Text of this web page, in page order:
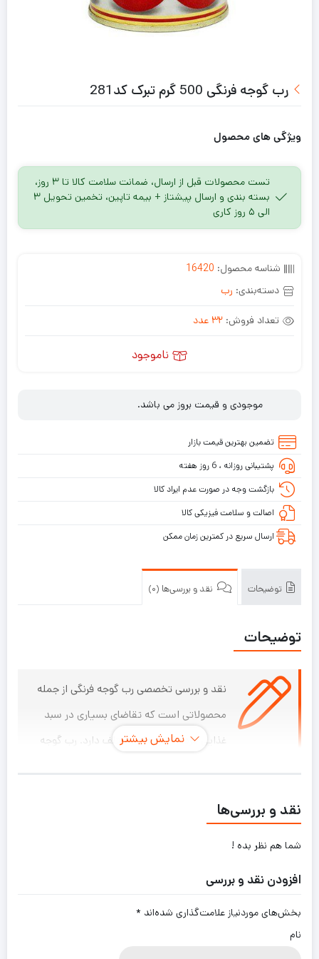
رب گوجه فرنگی 500 گرم تبرک کد281
ویژگی های محصول
تست محصولات قبل از ارسال، ضمانت سلامت کالا تا ۳ روز،
بسته بندی و ارسال پیشتاز + بیمه تاپین، تخمین تحویل ۳
الی ۵ روز کاری
شناسه محصول: 16420
دسته‌بندی: رب
تعداد فروش: 32 عدد
ناموجود
موجودی و قیمت بروز می باشد.
تضمین بهترین قیمت بازار
پشتیبانی روزانه ، 6 روز هفته
بازگشت وجه در صورت عدم ایراد کالا
اصالت و سلامت فیزیکی کالا
ارسال سریع در کمترین زمان ممکن
توضیحات نقد و بررسی‌ها (0)
توضیحات
نقد و بررسی تخصصی رب گوجه فرنگی از جمله
محصولاتی است که تقاضای بسیاری در سبد
غذایی مردم کشورهای مختلف دارد. رب گوجه
توجه به نیاز مشتری در اشکال، غلظت و طعم های مختلف بسته
بندی و به بازار عرضه می شود. رب گوجه فرنگی خواص متعددی
قلبی نشاط بخش و کاهنده خستگی شاداب کننده پوست
نمایش بیشتر
نقد و بررسی‌ها
شما هم نظر بده !
افزودن نقد و بررسی
بخش‌های موردنیاز علامت‌گذاری شده‌اند *
نام